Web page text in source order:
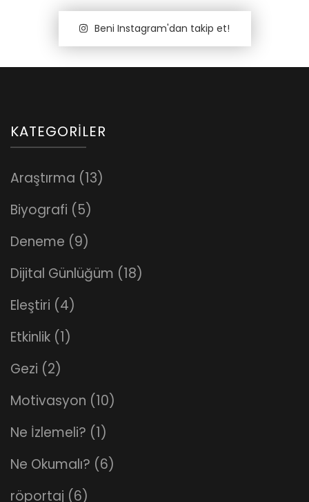
Beni Instagram'dan takip et!
KATEGORILER
Araştırma (13)
Biyografi (5)
Deneme (9)
Dijital Günlüğüm (18)
Eleştiri (4)
Etkinlik (1)
Gezi (2)
Motivasyon (10)
Ne İzlemeli? (1)
Ne Okumalı? (6)
röportaj (6)